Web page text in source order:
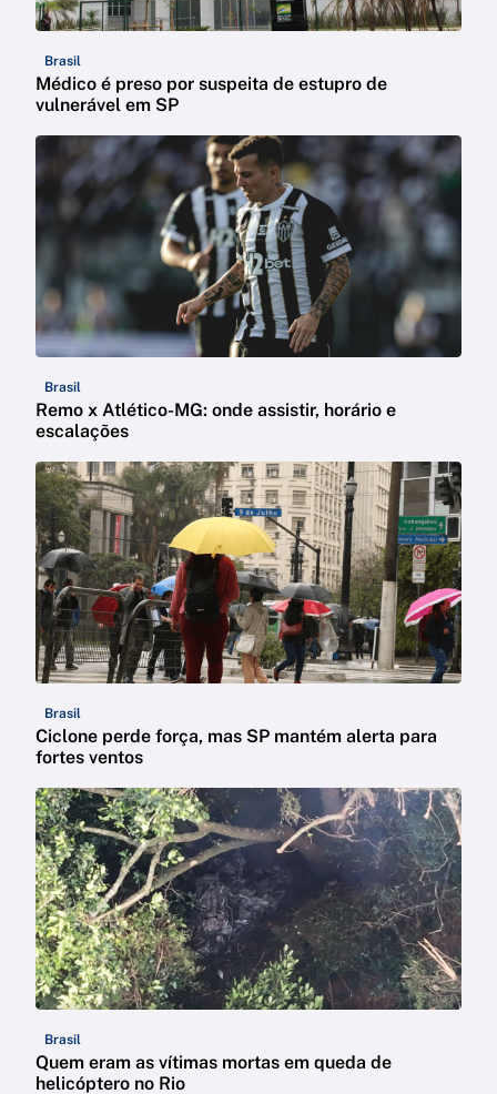
Brasil
Médico é preso por suspeita de estupro de
vulnerável em SP
Brasil
Remo x Atlético-MG: onde assistir, horário e
escalações
Brasil
Ciclone perde força, mas SP mantém alerta para
fortes ventos
Brasil
Quem eram as vítimas mortas em queda de
helicóptero no Rio